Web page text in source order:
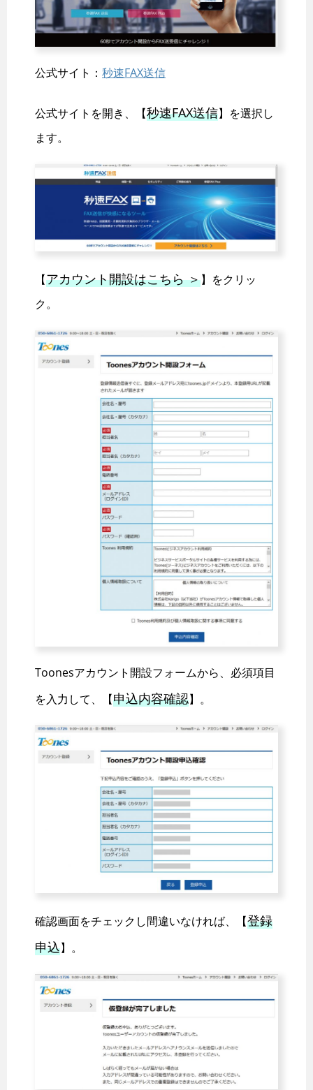
公式サイト： 秒速FAX送信
公式サイトを開き、【秒速FAX送信】を選択し
ます。
【アカウント開設はこちら ＞】をクリッ
ク。
Toonesアカウント開設フォームから、必須項目
を入力して、【申込内容確認】。
確認画面をチェックし間違いなければ、【登録
申込】。